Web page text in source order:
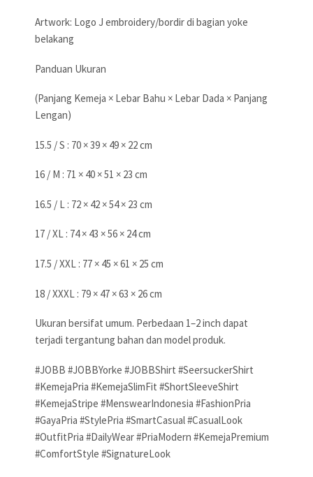
Artwork: Logo J embroidery/bordir di bagian yoke
belakang
Panduan Ukuran
(Panjang Kemeja × Lebar Bahu × Lebar Dada × Panjang
Lengan)
15.5 / S : 70 × 39 × 49 × 22 cm
16 / M : 71 × 40 × 51 × 23 cm
16.5 / L : 72 × 42 × 54 × 23 cm
17 / XL : 74 × 43 × 56 × 24 cm
17.5 / XXL : 77 × 45 × 61 × 25 cm
18 / XXXL : 79 × 47 × 63 × 26 cm
Ukuran bersifat umum. Perbedaan 1–2 inch dapat
terjadi tergantung bahan dan model produk.
#JOBB #JOBBYorke #JOBBShirt #SeersuckerShirt
#KemejaPria #KemejaSlimFit #ShortSleeveShirt
#KemejaStripe #MenswearIndonesia #FashionPria
#GayaPria #StylePria #SmartCasual #CasualLook
#OutfitPria #DailyWear #PriaModern #KemejaPremium
#ComfortStyle #SignatureLook